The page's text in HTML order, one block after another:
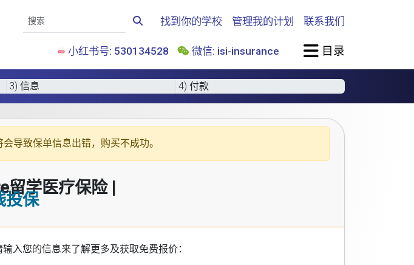
找到你的学校 管理我的计划 联系我们
小红书号: 530134528 微信: isi-insurance 目录
3) 信息 4) 付款
导致保单信息出错，购买不成功。
学医疗保险 |
投保
入您的信息来了解更多及获取免费报价：